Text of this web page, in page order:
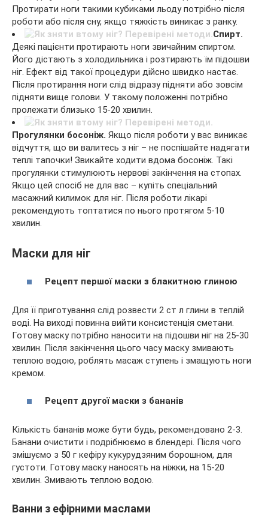
Протирати ноги такими кубиками льоду потрібно після
роботи або після сну, якщо тяжкість виникає з ранку.
Спирт.
Деякі пацієнти протирають ноги звичайним спиртом.
Його дістають з холодильника і розтирають їм підошви
ніг. Ефект від такої процедури дійсно швидко настає.
Після протирання ноги слід відразу підняти або зовсім
підняти вище голови. У такому положенні потрібно
пролежати близько 15-20 хвилин.
Прогулянки босоніж. Якщо після роботи у вас виникає
відчуття, що ви валитесь з ніг – не поспішайте надягати
теплі тапочки! Звикайте ходити вдома босоніж. Такі
прогулянки стимулюють нервові закінчення на стопах.
Якщо цей спосіб не для вас – купіть спеціальний
масажний килимок для ніг. Після роботи лікарі
рекомендують топтатися по нього протягом 5-10
хвилин.
Маски для ніг
Рецепт першої маски з блакитною глиною
Для її приготування слід розвести 2 ст л глини в теплій
воді. На виході повинна вийти консистенція сметани.
Готову маску потрібно наносити на підошви ніг на 25-30
хвилин. Після закінчення цього часу маску змивають
теплою водою, роблять масаж ступень і змащують ноги
кремом.
Рецепт другої маски з бананів
Кількість бананів може бути будь, рекомендовано 2-3.
Банани очистити і подрібнюємо в блендері. Після чого
змішуємо з 50 г кефіру кукурудзяним борошном, для
густоти. Готову маску наносять на ніжки, на 15-20
хвилин. Змивають теплою водою.
Ванни з ефірними маслами